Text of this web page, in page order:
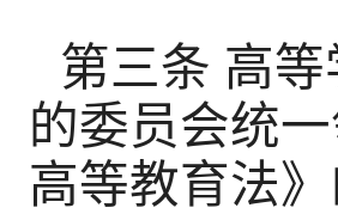
第三条 高
的委员会统
高等教育法